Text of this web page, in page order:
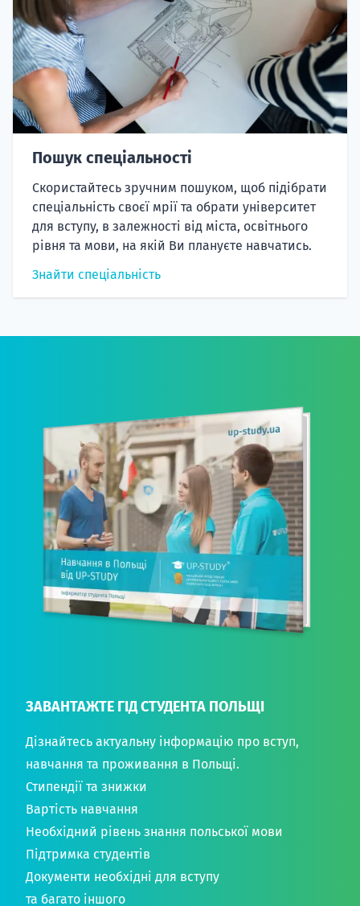
Пошук спеціальності
Скористайтесь зручним пошуком, щоб підібрати
спеціальність своєї мрії та обрати університет
для вступу, в залежності від міста, освітнього
рівня та мови, на якій Ви плануєте навчатись.
Знайти спеціальність
ЗАВАНТАЖТЕ ГІД СТУДЕНТА ПОЛЬЩІ
Дізнайтесь актуальну інформацію про вступ,
навчання та проживання в Польщі.
Стипендії та знижки
Вартість навчання
Необхідний рівень знання польської мови
Підтримка студентів
Документи необхідні для вступу
та багато іншого